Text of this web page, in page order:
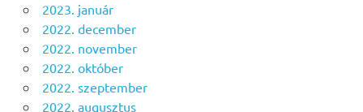
2023. január
2022. december
2022. november
2022. október
2022. szeptember
2022. augusztus